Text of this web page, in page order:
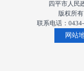
四平市人民
版权所
联系电话：
网站